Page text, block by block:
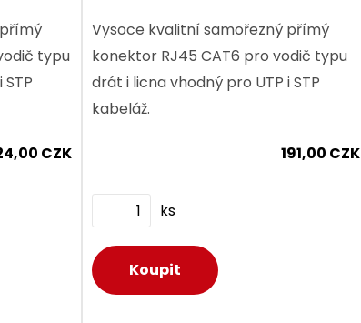
typu
CZK
Vysoce kvalitní samořezný přímý
konektor RJ45 CAT6 pro vodič typu
drát i licna vhodný pro UTP i STP
kabeláž.
191,00 CZK
ks